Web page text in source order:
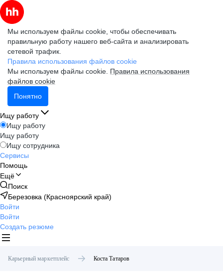
Мы используем файлы cookie, чтобы обеспечивать
правильную работу нашего веб-сайта и анализировать
сетевой трафик.
Правила использования файлов cookie
Мы используем файлы cookie. Правила использования
файлов cookie
Понятно
Ищу работу
Ищу работу
Ищу работу
Ищу сотрудника
Сервисы
Помощь
Ещё
Поиск
Березовка (Красноярский край)
Войти
Войти
Создать резюме
Карьерный маркетплейс Коста Татаров